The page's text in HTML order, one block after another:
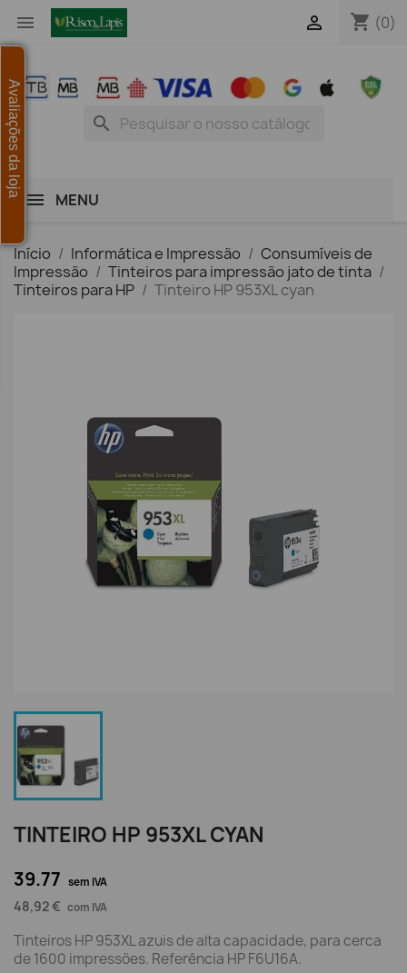
 shopping_cart (0)

search
MENU
Início Informática e Impressão
Consumíveis de
Impressão
Tinteiros para impressão jato de tinta
Tinteiros para HP
Tinteiro HP 953XL cyan
TINTEIRO HP 953XL CYAN
39.77 sem IVA
48,92 € com IVA
Tinteiros HP 953XL azuis de alta capacidade, para cerca
de 1600 impressões. Referência HP F6U16A.
Avaliações da loja